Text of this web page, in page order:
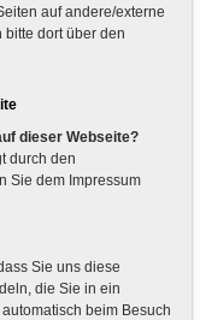
auf andere/externe
dort über den
dieser Webseite?
durch den
Sie dem Impressum
Sie uns diese
die Sie in ein
beim Besuch